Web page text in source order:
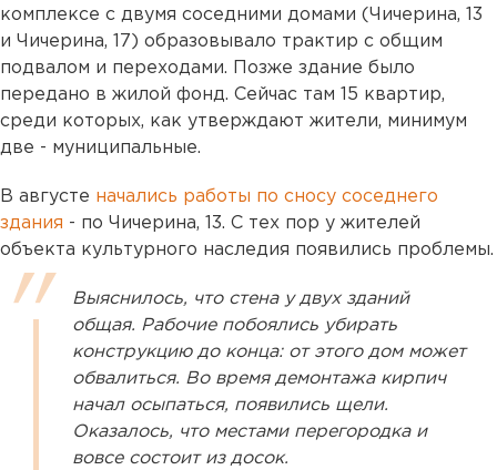
комплексе с двумя соседними домами (Чичерина, 13
и Чичерина, 17) образовывало трактир с общим
подвалом и переходами. Позже здание было
передано в жилой фонд. Сейчас там 15 квартир,
среди которых, как утверждают жители, минимум
две - муниципальные.
В августе начались работы по сносу соседнего
здания - по Чичерина, 13. С тех пор у жителей
объекта культурного наследия появились проблемы.
Выяснилось, что стена у двух зданий
общая. Рабочие побоялись убирать
конструкцию до конца: от этого дом может
обвалиться. Во время демонтажа кирпич
начал осыпаться, появились щели.
Оказалось, что местами перегородка и
вовсе состоит из досок.